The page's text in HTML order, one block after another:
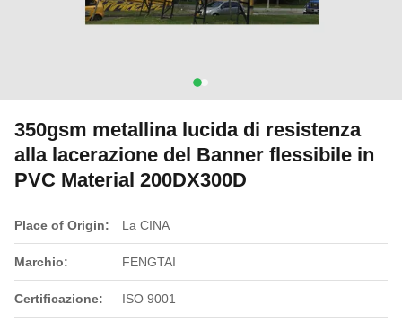
350gsm metallina lucida di resistenza
alla lacerazione del Banner flessibile in
PVC Material 200DX300D
Place of Origin: La CINA
Marchio: FENGTAI
Certificazione: ISO 9001